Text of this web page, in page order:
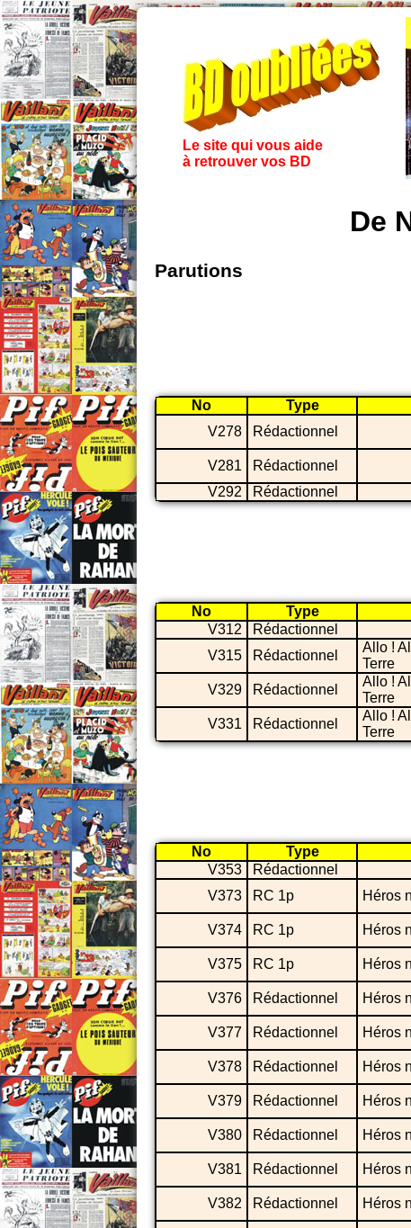
Le site qui vous aide
à retrouver vos BD
De
Parutions
No Type
V278
Rédactionnel
V281
Rédactionnel
V292
Rédactionnel
No Type
V312
Rédactionnel
V315
Rédactionnel
Allo !
Terre
V329 Rédactionnel
Allo !
Terre
V331
Rédactionnel
Allo !
Terre
No Type
V353
Rédactionnel
V373
RC 1p Héros
V374
RC 1p Héros
V375
RC 1p Héros
V376
Rédactionnel Héros
V377
Rédactionnel Héros
V378
Rédactionnel Héros
V379
Rédactionnel Héros
V380
Rédactionnel Héros
V381
Rédactionnel Héros
V382
Rédactionnel Héros